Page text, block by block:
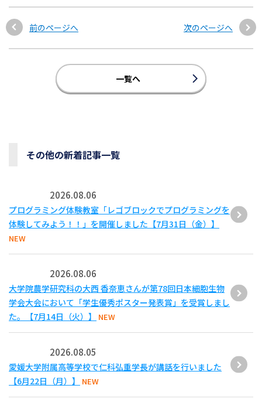
前のページへ 次のページへ
一覧へ
その他の新着記事一覧
2026.08.06
プログラミング体験教室「レゴブロックでプログラミングを
体験してみよう！！」を開催しました【7月31日（金）】
NEW
2026.08.06
大学院農学研究科の大西 香奈恵さんが第78回日本細胞生物
学会大会において「学生優秀ポスター発表賞」を受賞しまし
た。【7月14日（火）】
NEW
2026.08.05
愛媛大学附属高等学校で仁科弘重学長が講話を行いました
【6月22日（月）】
NEW